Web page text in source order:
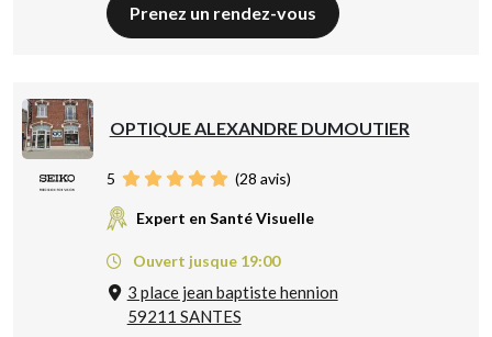
Prenez un rendez-vous
OPTIQUE ALEXANDRE DUMOUTIER
5 (28 avis)
Expert en Santé Visuelle
Ouvert jusque 19:00
3 place jean baptiste hennion
59211 SANTES